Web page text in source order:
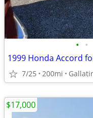
• •
1999 Honda Accord
7/25 200mi
$17,000